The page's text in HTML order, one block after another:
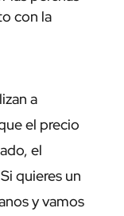
con la
a
el precio
el
quieres un
y vamos